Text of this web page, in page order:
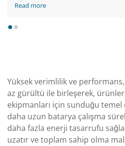
tasarrufu yapar, bakım zaman
Read more
12
Yüksek verimlilik ve
az gürültü ile birleşerek,
ekipmanları için sunduğu temel
daha uzun batarya çalışma
daha fazla enerji tasarrufu
uzatır ve toplam sahip olma